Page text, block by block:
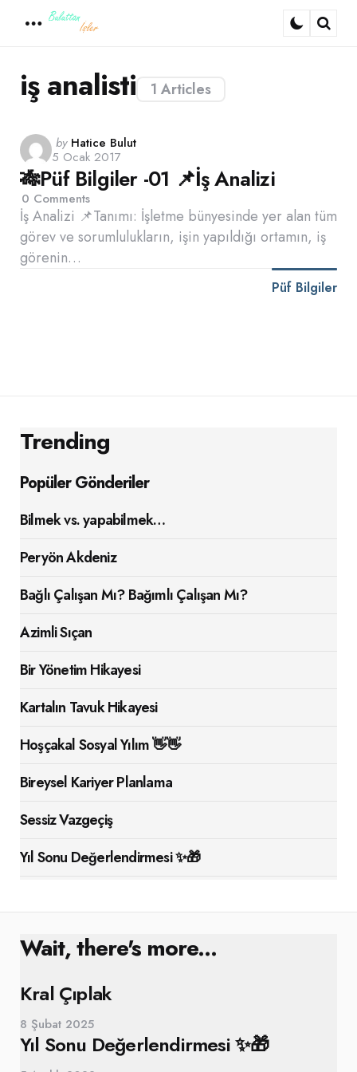
1 Articles
iş analisti
Posted
by
by Hatice Bulut
5 Ocak 2017
🎋Püf Bilgiler -01 📌İş Analizi
0 Comments
İş Analizi 📌Tanımı: İşletme bünyesinde yer alan tüm
görev ve sorumlulukların, işin yapıldığı ortamın, iş
görenin…
Püf Bilgiler
Trending
Popüler Gönderiler
Bilmek vs. yapabilmek…
Peryön Akdeniz
Bağlı Çalışan Mı? Bağımlı Çalışan Mı?
Azimli Sıçan
Bir Yönetim Hikayesi
Kartalın Tavuk Hikayesi
Hoşçakal Sosyal Yılım 👋👋
Bireysel Kariyer Planlama
Sessiz Vazgeçiş
Yıl Sonu Değerlendirmesi ✨🎁
Wait, there's more...
Kral Çıplak
8 Şubat 2025
Yıl Sonu Değerlendirmesi ✨🎁